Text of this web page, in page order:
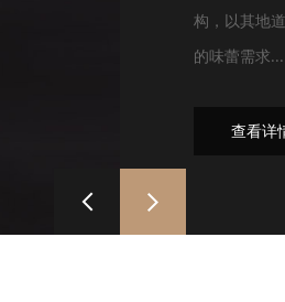
构，以其地
的味蕾需求...
查看详